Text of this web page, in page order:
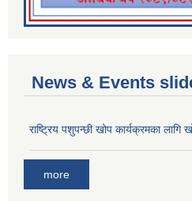
News & Events
राष्ट्रिय पशुपन्छी खोप कार्यक्रमका
more